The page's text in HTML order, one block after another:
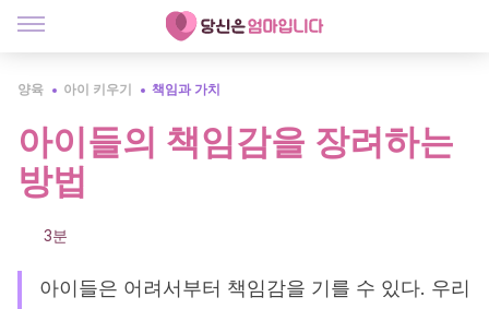
양육 아이 키우기 책임과 가치
아이들의 책임감을 장려하는
방법
3분
아이들은 어려서부터 책임감을 기를 수 있다. 우리